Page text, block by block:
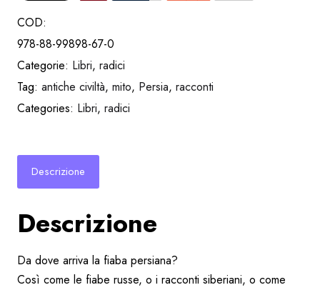
COD:
978-88-99898-67-0
Categorie: Libri, radici
Tag: antiche civiltà, mito, Persia, racconti
Categories: Libri, radici
Descrizione
Descrizione
Da dove arriva la fiaba persiana?
Così come le fiabe russe, o i racconti siberiani, o come